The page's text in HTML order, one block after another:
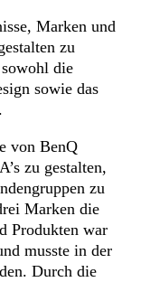
Marken und
zu
die
sowie das
von BenQ
zu gestalten,
zu
Marken die
Produkten war
musste in der
Durch die